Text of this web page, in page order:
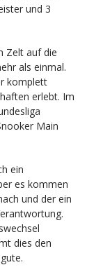
und 3
Zelt auf die
als einmal.
komplett
erlebt. Im
Main
ein
es kommen
und der ein
dies den